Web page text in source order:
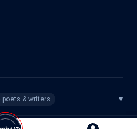
poets & writers ▾